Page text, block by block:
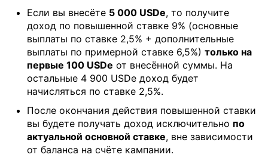
Если вы внесёте 5 000 USDe, то получите
доход по повышенной ставке 9% (основные
выплаты по ставке 2,5% + дополнительные
выплаты по примерной ставке 6,5%) только на
первые 100 USDe от внесённой суммы. На
остальные 4 900 USDe доход будет
начисляться по ставке 2,5%.
После окончания действия повышенной ставки
вы будете получать доход исключительно по
актуальной основной ставке, вне зависимости
от баланса на счёте кампании.